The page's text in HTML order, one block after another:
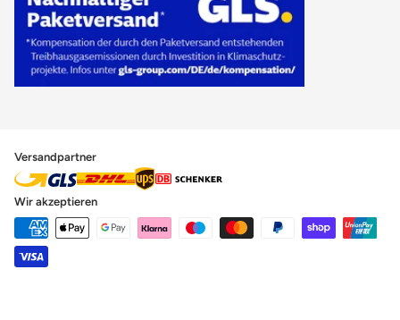
Versandpartner
Wir akzeptieren